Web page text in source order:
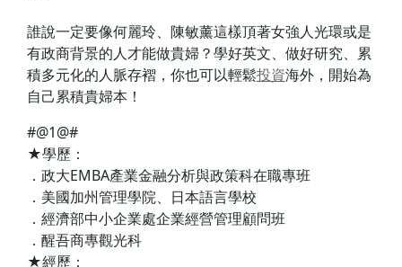
誰說一定要像何麗玲、陳敏薰這樣頂著女強人光環或是
有政商背景的人才能做貴婦？學好英文、做好研究、累
積多元化的人脈存褶，你也可以輕鬆投資海外，開始為
自己累積貴婦本！
#@1@#
★學歷：
．政大EMBA產業金融分析與政策科在職專班
．美國加州管理學院、日本語言學校
．經濟部中小企業處企業經營管理顧問班
．醒吾商專觀光科
★經歷：